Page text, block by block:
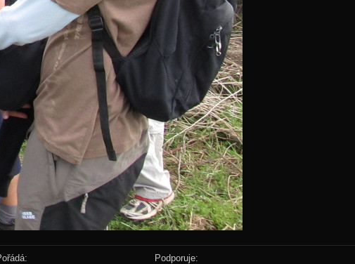
Podporuje: